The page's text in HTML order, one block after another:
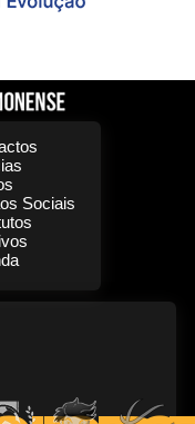
Sociais